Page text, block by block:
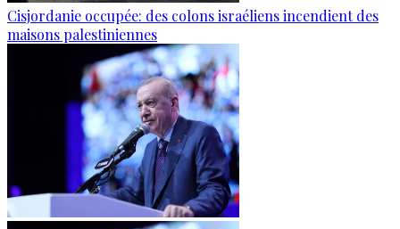
Cisjordanie occupée: des colons israéliens incendient des
maisons palestiniennes